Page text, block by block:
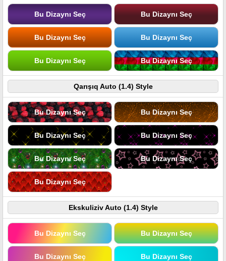
Bu Dizaynı Seç Bu Dizaynı Seç
Bu Dizaynı Seç Bu Dizaynı Seç
Bu Dizaynı Seç Bu Dizaynı Seç
Qarışıq Auto (1.4) Style
Bu Dizaynı Seç Bu Dizaynı Seç
Bu Dizaynı Seç Bu Dizaynı Seç
Bu Dizaynı Seç Bu Dizaynı Seç
Bu Dizaynı Seç
Ekskuliziv Auto (1.4) Style
Bu Dizaynı Seç Bu Dizaynı Seç
Bu Dizaynı Seç Bu Dizaynı Seç